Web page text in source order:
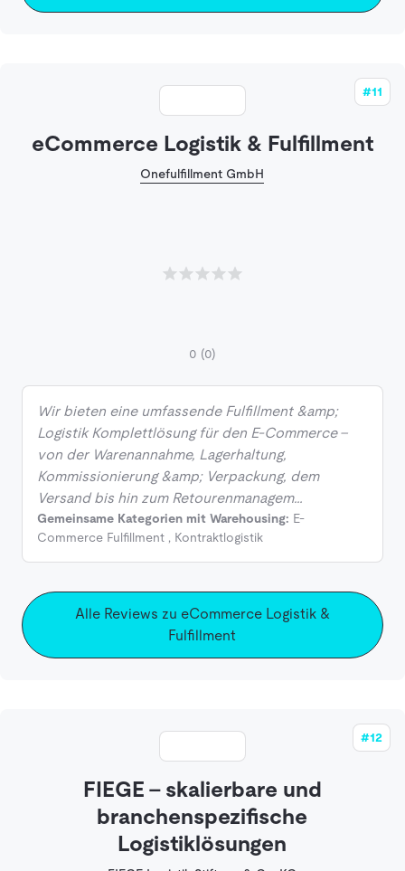
#11
eCommerce Logistik & Fulfillment
Onefulfillment GmbH
0 (0)
Wir bieten eine umfassende Fulfillment &amp;
Logistik Komplettlösung für den E-Commerce –
von der Warenannahme, Lagerhaltung,
Kommissionierung &amp; Verpackung, dem
Versand bis hin zum Retourenmanagem…
Gemeinsame Kategorien mit Warehousing: E-
Commerce Fulfillment , Kontraktlogistik
Alle Reviews zu eCommerce Logistik &
Fulfillment
#12
FIEGE - skalierbare und
branchenspezifische
Logistiklösungen